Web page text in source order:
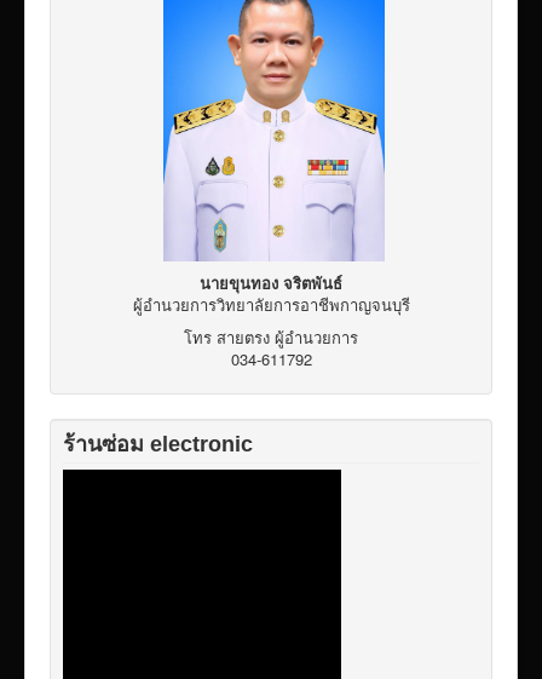
นายขุนทอง จริตพันธ์
ผู้อำนวยการวิทยาลัยการอาชีพกาญจนบุรี
โทร สายตรง ผู้อำนวยการ
034-611792
ร้านซ่อม electronic